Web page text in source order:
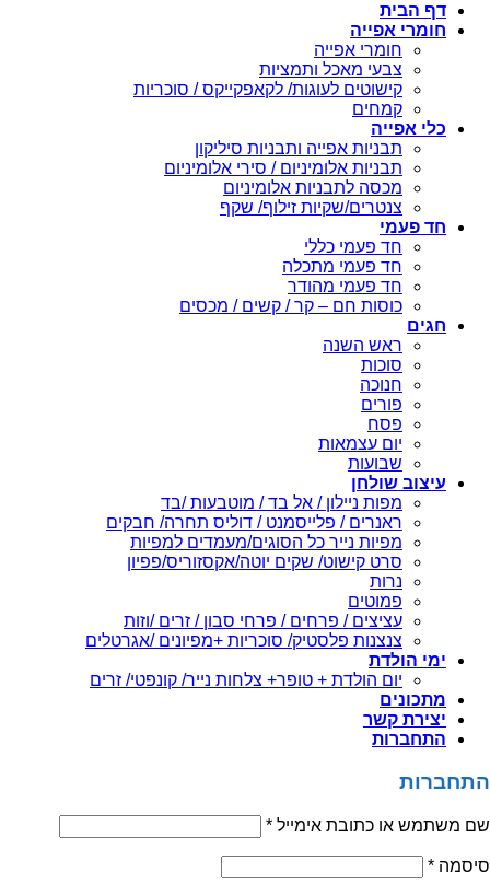
דף הבית
חומרי אפייה
חומרי אפייה
צבעי מאכל ותמציות
קישוטים לעוגות/ לקאפקייקס / סוכריות
קמחים
כלי אפייה
תבניות אפייה ותבניות סיליקון
תבניות אלומיניום / סירי אלומיניום
מכסה לתבניות אלומיניום
צנטרים/שקיות זילוף/ שקף
חד פעמי
חד פעמי כללי
חד פעמי מתכלה
חד פעמי מהודר
כוסות חם – קר / קשים / מכסים
חגים
ראש השנה
סוכות
חנוכה
פורים
פסח
יום עצמאות
שבועות
עיצוב שולחן
מפות ניילון / אל בד / מוטבעות /בד
ראנרים / פלייסמנט / דוליס תחרה/ חבקים
מפיות נייר כל הסוגים/מעמדים למפיות
סרט קישוט/ שקים יוטה/אקסזוריס/פפיון
נרות
פמוטים
עציצים / פרחים / פרחי סבון / זרים /וזות
צנצנות פלסטיק/ סוכריות +מפיונים /אגרטלים
ימי הולדת
יום הולדת + טופר+ צלחות נייר/ קונפטי/ זרים
מתכונים
יצירת קשר
התחברות
התחברות
שם משתמש או כתובת אימייל *
סיסמה *